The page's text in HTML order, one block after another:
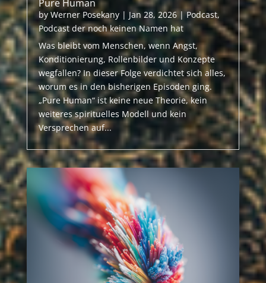
Pure Human
byWerner Posekany| Jan 28, 2026|Podcast,
Podcast der noch keinen Namen hat
Was bleibt vom Menschen, wenn Angst,
Konditionierung, Rollenbilder und Konzepte
wegfallen? In dieser Folge verdichtet sich alles,
worum es in den bisherigen Episoden ging.
„Pure Human“ ist keine neue Theorie, kein
weiteres spirituelles Modell und kein
Versprechen auf...